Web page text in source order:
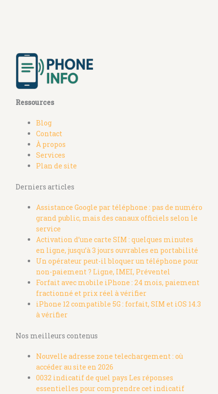
Ressources
Blog
Contact
À propos
Services
Plan de site
Derniers articles
Assistance Google par téléphone : pas de numéro
grand public, mais des canaux officiels selon le
service
Activation d’une carte SIM : quelques minutes
en ligne, jusqu’à 3 jours ouvrables en portabilité
Un opérateur peut-il bloquer un téléphone pour
non-paiement ? Ligne, IMEI, Préventel
Forfait avec mobile iPhone : 24 mois, paiement
fractionné et prix réel à vérifier
iPhone 12 compatible 5G : forfait, SIM et iOS 14.3
à vérifier
Nos meilleurs contenus
Nouvelle adresse zone telechargement : où
accéder au site en 2026
0032 indicatif de quel pays Les réponses
essentielles pour comprendre cet indicatif